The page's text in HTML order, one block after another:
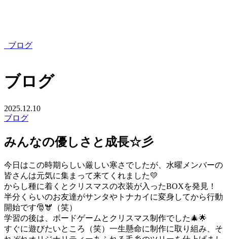
ブログ
ブログ
2025.12.10
ブログ
みんなの優しさと成長☆彡
今日はこの時期らしい厳しい寒さでしたが、水曜メンバーの
皆さんは元気に集まって来てくれました💛
からし種に着くとクリスマスの衣装が入ったBOXを発見！
半分くらいのお友達がサンタやトナカイに変身してから行動
開始です🎅🫎（笑）
学習の後は、ボードゲームとクリスマス制作でした🎄🌟
すぐに遊びたいところ（笑）一生懸命に制作に取り組み、そ